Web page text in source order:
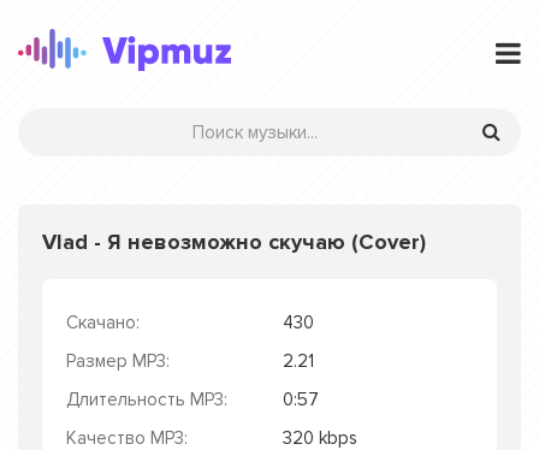
Vlad - Я невозможно скучаю (Cover)
Скачано:
430
Размер MP3:
2.21
Длительность MP3:
0:57
Качество MP3:
320 kbps